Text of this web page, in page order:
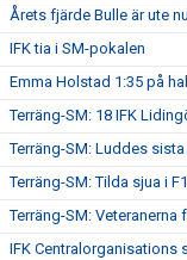
Årets fjärde Bulle är ute nu
IFK tia i SM-pokalen
Emma Holstad 1:35 på
Terräng-SM: 18 IFK
Terräng-SM: Luddes
Terräng-SM: Tilda sjua i
Terräng-SM: Veteranerna
IFK